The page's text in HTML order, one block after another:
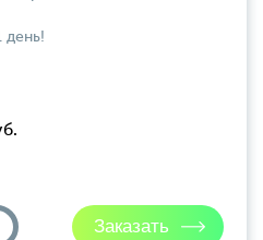
день!